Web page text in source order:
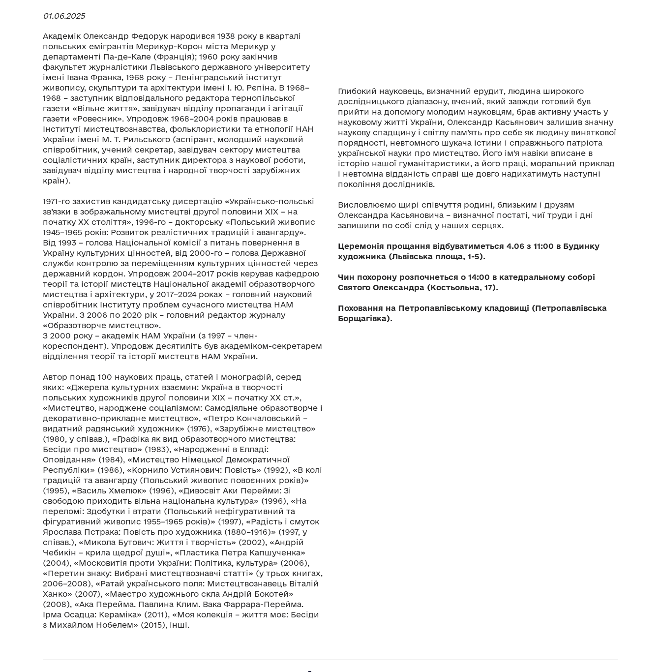
01.06.2025
Академік Олександр Федорук народився 1938 року в кварталі
польських емігрантів Мерикур-Корон міста Мерикур у
департаменті Па-де-Кале (Франція); 1960 року закінчив
факультет журналістики Львівського державного університету
імені Івана Франка, 1968 року – Ленінградський інститут
живопису, скульптури та архітектури імені І. Ю. Рєпіна. В 1968–
1968 – заступник відповідального редактора тернопільської
газети «Вільне життя», завідувач відділу пропаганди і агітації
газети «Ровесник». Упродовж 1968–2004 років працював в
Інституті мистецтвознавства, фольклористики та етнології НАН
України імені М. Т. Рильського (аспірант, молодший науковий
співробітник, учений секретар, завідувач сектору мистецтва
соціалістичних країн, заступник директора з наукової роботи,
завідувач відділу мистецтва і народної творчості зарубіжних
країн).
1971-го захистив кандидатську дисертацію «Українсько-польські
зв’язки в зображальному мистецтві другої половини ХІХ – на
початку ХХ століття», 1996-го – докторську «Польський живопис
1945–1965 років: Розвиток реалістичних традицій і авангарду».
Від 1993 – голова Національної комісії з питань повернення в
Україну культурних цінностей, від 2000-го – голова Державної
служби контролю за переміщенням культурних цінностей через
державний кордон. Упродовж 2004–2017 років керував кафедрою
теорії та історії мистецтв Національної академії образотворчого
мистецтва і архітектури, у 2017–2024 роках – головний науковий
співробітник Інституту проблем сучасного мистецтва НАМ
України. З 2006 по 2020 рік – головний редактор журналу
«Образотворче мистецтво».
З 2000 року – академік НАМ України (з 1997 – член-
кореспондент). Упродовж десятиліть був академіком-секретарем
відділення теорії та історії мистецтв НАМ України.
Автор понад 100 наукових праць, статей і монографій, серед
яких: «Джерела культурних взаємин: Україна в творчості
польських художників другої половини XIX – початку XX ст.»,
«Мистецтво, народжене соціалізмом: Самодіяльне образотворче і
декоративно-прикладне мистецтво», «Петро Кончаловський –
видатний радянський художник» (1976), «Зарубіжне мистецтво»
(1980, у співав.), «Графіка як вид образотворчого мистецтва:
Бесіди про мистецтво» (1983), «Народженні в Елладі:
Оповідання» (1984), «Мистецтво Німецької Демократичної
Республіки» (1986), «Корнило Устиянович: Повість» (1992), «В колі
традицій та авангарду (Польський живопис повоєнних років)»
(1995), «Василь Хмелюк» (1996), «Дивосвіт Аки Перейми: Зі
свободою приходить вільна національна культура» (1996), «На
переломі: Здобутки і втрати (Польський нефігуративний та
фігуративний живопис 1955–1965 років)» (1997), «Радість і смуток
Ярослава Пстрака: Повість про художника (1880–1916)» (1997, у
співав.), «Микола Бутович: Життя і творчість» (2002), «Андрій
Чебикін – крила щедрої душі», «Пластика Петра Капшученка»
(2004), «Московитія проти України: Політика, культура» (2006),
«Перетин знаку: Вибрані мистецтвознавчі статті» (у трьох книгах,
2006–2008), «Ратай українського поля: Мистецтвознавець Віталій
Ханко» (2007), «Маестро художнього скла Андрій Бокотей»
(2008), «Ака Перейма. Павлина Клим. Вака Фаррара-Перейма.
Ірма Осадца: Кераміка» (2011), «Моя колекція – життя моє: Бесіди
з Михайлом Нобелем» (2015), інші.
Глибокий науковець, визначний ерудит, людина широкого
дослідницького діапазону, вчений, який завжди готовий був
прийти на допомогу молодим науковцям, брав активну участь у
науковому житті України, Олександр Касьянович залишив значну
наукову спадщину і світлу пам’ять про себе як людину виняткової
порядності, невтомного шукача істини і справжнього патріота
української науки про мистецтво. Його ім’я навіки вписане в
історію нашої гуманітаристики, а його праці, моральний приклад
і невтомна відданість справі ще довго надихатимуть наступні
покоління дослідників.
Висловлюємо щирі співчуття родині, близьким і друзям
Олександра Касьяновича – визначної постаті, чиї труди і дні
залишили по собі слід у наших серцях.
Церемонія прощання відбуватиметься 4.06 з 11:00 в Будинку
художника (Львівська площа, 1-5).
Чин похорону розпочнеться о 14:00 в катедральному соборі
Святого Олександра (Костьольна, 17).
Поховання на Петропавлівському кладовищі (Петропавлівська
Борщагівка).